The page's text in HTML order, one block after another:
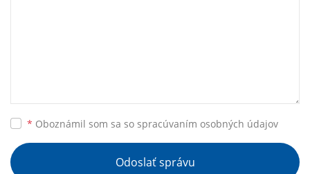
* Oboznámil som sa so spracúvaním osobných údajov
Odoslať správu